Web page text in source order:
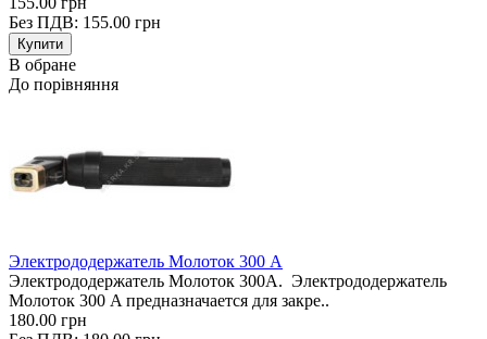
Без ПДВ: 155.00 грн
В обране
До порівняння
Электрододержатель Молоток 300 A
Электрододержатель Молоток 300A. Электрододержатель
Молоток 300 A предназначается для закре..
180.00 грн